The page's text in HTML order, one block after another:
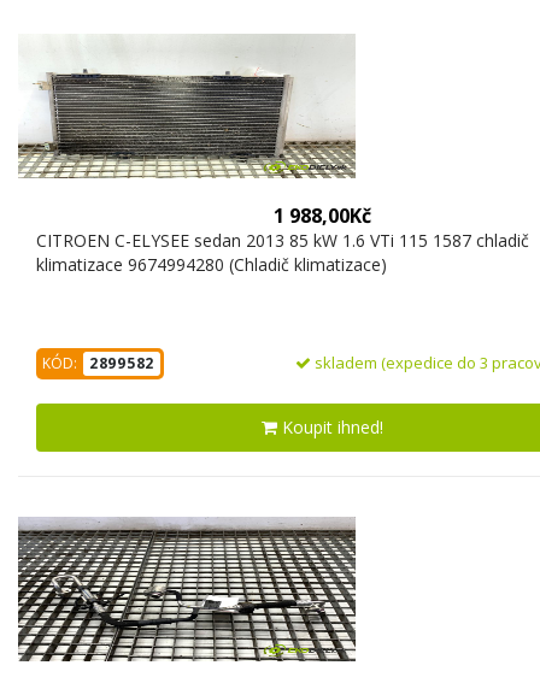
1 988,00Kč
CITROEN C-ELYSEE sedan 2013 85 kW 1.6 VTi 115 1587 chladič
klimatizace 9674994280 (Chladič klimatizace)
KÓD: 2899582 skladem (expedice do 3
Koupit ihned!